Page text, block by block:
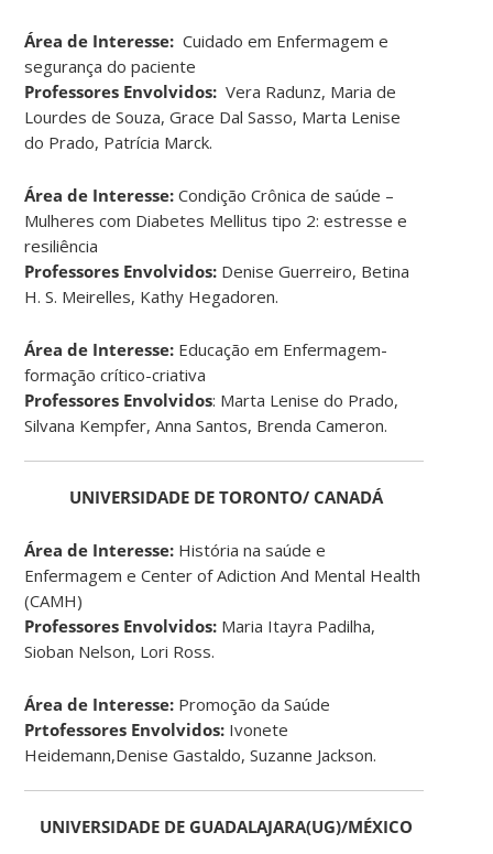
Área de Interesse: Cuidado em Enfermagem e
segurança do paciente
Professores Envolvidos: Vera Radunz, Maria de
Lourdes de Souza, Grace Dal Sasso, Marta Lenise
do Prado, Patrícia Marck.
Área de Interesse: Condição Crônica de saúde –
Mulheres com Diabetes Mellitus tipo 2: estresse e
resiliência
Professores Envolvidos: Denise Guerreiro, Betina
H. S. Meirelles, Kathy Hegadoren.
Área de Interesse: Educação em Enfermagem-
formação crítico-criativa
Professores Envolvidos: Marta Lenise do Prado,
Silvana Kempfer, Anna Santos, Brenda Cameron.
UNIVERSIDADE DE TORONTO/ CANADÁ
Área de Interesse: História na saúde e
Enfermagem e Center of Adiction And Mental Health
(CAMH)
Professores Envolvidos: Maria Itayra Padilha,
Sioban Nelson, Lori Ross.
Área de Interesse: Promoção da Saúde
Prtofessores Envolvidos: Ivonete
Heidemann,Denise Gastaldo, Suzanne Jackson.
UNIVERSIDADE DE GUADALAJARA(UG)/MÉXICO